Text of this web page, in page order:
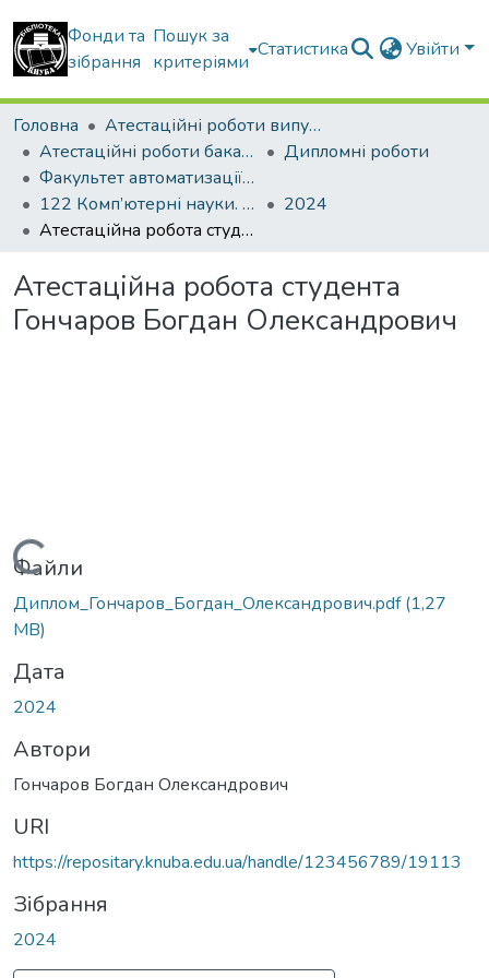
Фонди та
зібрання
Пошук за
критеріями
Статистика Увійти
Головна
Атестаційні роботи випускників
Атестаційні роботи бакалаврів
Дипломні роботи
Факультет автоматизації і інформаційних технологій
122 Комп’ютерні науки. Інформаційні управляючі системи і технології
2024
Атестаційна робота студента Гончаров Богдан Олександрович
Атестаційна робота студента
Гончаров Богдан Олександрович
Вантажиться...
Файли
Диплом_Гончаров_Богдан_Олександрович.pdf(1,27
MB)
Дата
2024
Автори
Гончаров Богдан Олександрович
URI
https://repositary.knuba.edu.ua/handle/123456789/19113
Зібрання
2024